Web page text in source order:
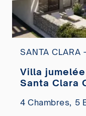
SANTA CLARA
Villa
Santa Clara
4 Chambres, 5